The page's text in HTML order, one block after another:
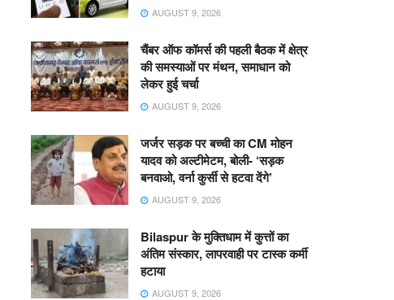
AUGUST 9, 2026
चैंबर ऑफ कॉमर्स की पहली बैठक में क्षेत्र
की समस्याओं पर मंथन, समाधान को
लेकर हुई चर्चा
AUGUST 9, 2026
जर्जर सड़क पर बच्ची का CM मोहन
यादव को अल्टीमेटम, बोली- ‘सड़क
बनवाओ, वर्ना कुर्सी से हटवा देंगे’
AUGUST 9, 2026
Bilaspur के मुक्तिधाम में कुत्तों का
अंतिम संस्कार, लापरवाही पर टास्क कर्मी
हटाया
AUGUST 9, 2026